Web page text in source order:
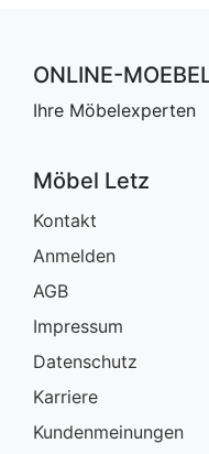
ONLINE-
Ihre Möbelexperten
Möbel Letz
Kontakt
Anmelden
AGB
Impressum
Datenschutz
Karriere
Kundenmeinungen